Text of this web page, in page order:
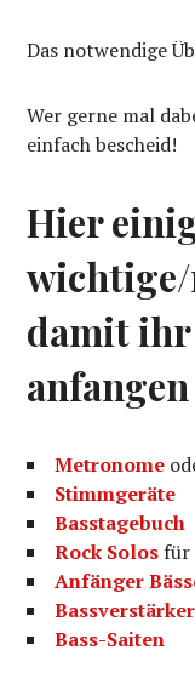
Das notwendige
Wer gerne mal
einfach bescheid!
Hier
wichtige/
damit
Metronome
Stimmgeräte
Basstagebuch
Rock Solos für
Anfänger
Bassverstärker
Bass-Saiten